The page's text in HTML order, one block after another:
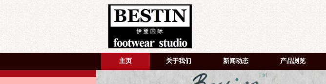
主页 关于我们 新闻动态 产品浏览